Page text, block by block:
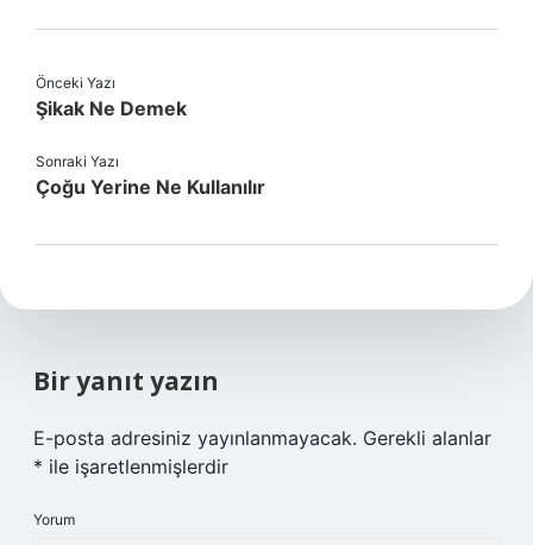
Önceki Yazı
Şikak Ne Demek
Sonraki Yazı
Çoğu Yerine Ne Kullanılır
Bir yanıt yazın
E-posta adresiniz yayınlanmayacak. Gerekli alanlar
* ile işaretlenmişlerdir
Yorum